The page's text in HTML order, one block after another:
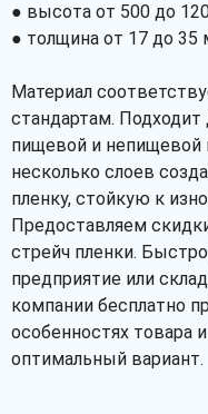
● высота от 500 до
● толщина от 17 до 35
Материал
стандартам. Подходит
пищевой и непищевой
несколько слоев
пленку, стойкую к
Предоставляем
стрейч пленки.
предприятие или
компании бесплатно
особенностях товара
оптимальный вариант.